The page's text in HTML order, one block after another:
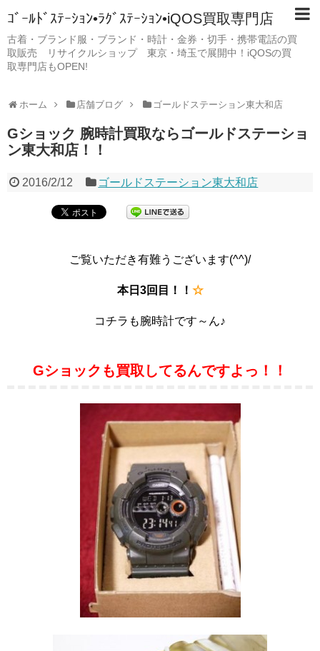
ｺﾞｰﾙﾄﾞｽﾃｰｼｮﾝ•ﾗｸﾞｽﾃｰｼｮﾝ•iQOS買取専門店
古着・ブランド服・ブランド・時計・金券・切手・携帯電話の買
取販売 リサイクルショップ 東京・埼玉で展開中！iQOSの買
取専門店もOPEN!
ホーム 店舗ブログ ゴールドステーション東大和店
Gショック 腕時計買取ならゴールドステーショ
ン東大和店！！
2016/2/12 ゴールドステーション東大和店
ご覧いただき有難うございます(^^)/
本日3回目！！ ☆
コチラも腕時計です～ん♪
Gショックも買取してるんですよっ！！